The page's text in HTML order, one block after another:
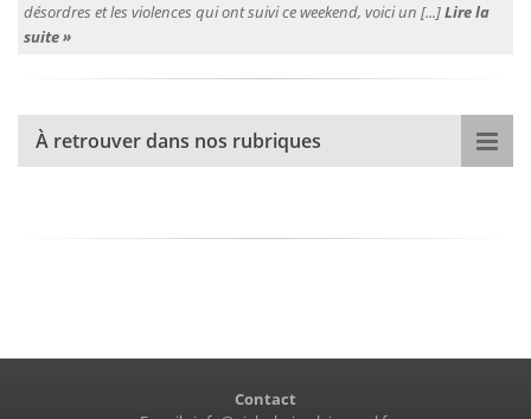
désordres et les violences qui ont suivi ce weekend, voici un [...]Lire la
suite »
À retrouver dans nos rubriques
Contact